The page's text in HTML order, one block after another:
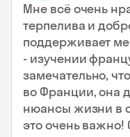
Мне всё очень
терпелива и
поддерживает
- изучении
замечательно,
во Франции, она
нюансы жизни в
это очень важно!